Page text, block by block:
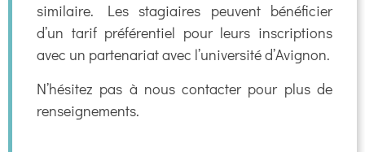
similaire. Les stagiaires peuvent bénéficier
d’un tarif préférentiel pour leurs inscriptions
avec un partenariat avec l’université d’Avignon.
N’hésitez pas à nous contacter pour plus de
renseignements.